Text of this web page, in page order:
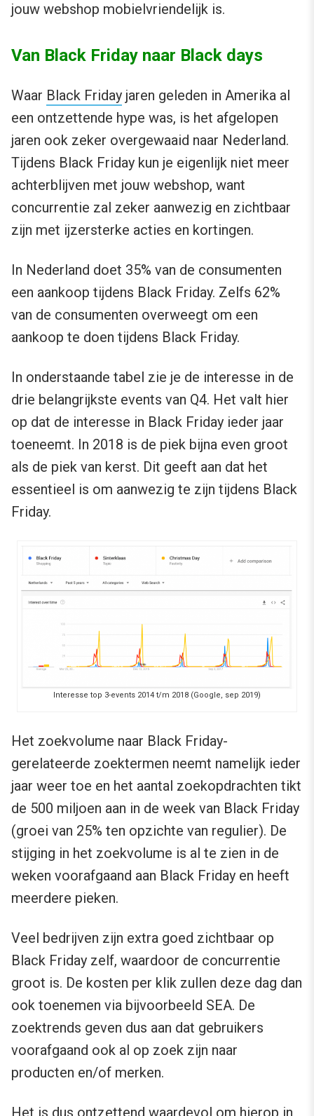
jouw webshop mobielvriendelijk is.
Van Black Friday naar Black days
Waar Black Friday jaren geleden in Amerika al
een ontzettende hype was, is het afgelopen
jaren ook zeker overgewaaid naar Nederland.
Tijdens Black Friday kun je eigenlijk niet meer
achterblijven met jouw webshop, want
concurrentie zal zeker aanwezig en zichtbaar
zijn met ijzersterke acties en kortingen.
In Nederland doet 35% van de consumenten
een aankoop tijdens Black Friday. Zelfs 62%
van de consumenten overweegt om een
aankoop te doen tijdens Black Friday.
In onderstaande tabel zie je de interesse in de
drie belangrijkste events van Q4. Het valt hier
op dat de interesse in Black Friday ieder jaar
toeneemt. In 2018 is de piek bijna even groot
als de piek van kerst. Dit geeft aan dat het
essentieel is om aanwezig te zijn tijdens Black
Friday.
Interesse top 3-events 2014 t/m 2018 (Google, sep 2019)
Het zoekvolume naar Black Friday-
gerelateerde zoektermen neemt namelijk ieder
jaar weer toe en het aantal zoekopdrachten tikt
de 500 miljoen aan in de week van Black Friday
(groei van 25% ten opzichte van regulier). De
stijging in het zoekvolume is al te zien in de
weken voorafgaand aan Black Friday en heeft
meerdere pieken.
Veel bedrijven zijn extra goed zichtbaar op
Black Friday zelf, waardoor de concurrentie
groot is. De kosten per klik zullen deze dag dan
ook toenemen via bijvoorbeeld SEA. De
zoektrends geven dus aan dat gebruikers
voorafgaand ook al op zoek zijn naar
producten en/of merken.
Het is dus ontzettend waardevol om hierop in